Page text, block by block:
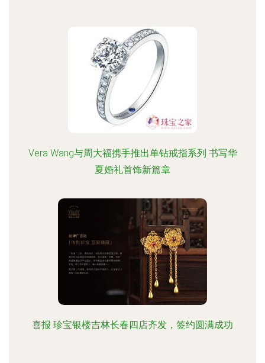
Vera Wang与周大福携手推出单钻戒指系列 书写华
夏婚礼首饰新篇章
喜报 珍宝银楼吉林长春四店齐发，签约圆满成功